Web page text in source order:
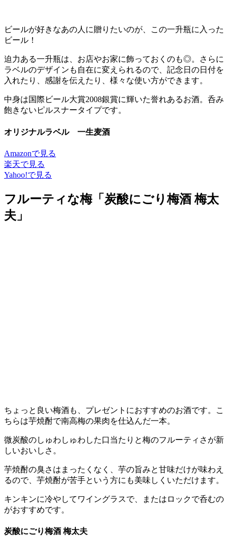
ビールが好きなあの人に贈りたいのが、この一升瓶に入った
ビール！
迫力ある一升瓶は、お店やお家に飾っておくのも◎。さらに
ラベルのデザインも自在に変えられるので、記念日の日付を
入れたり、感謝を伝えたり、様々な使い方ができます。
中身は国際ビール大賞2008銀賞に輝いた誉れあるお酒。呑み
飽きないピルスナータイプです。
オリジナルラベル 一生麦酒
Amazonで見る
楽天で見る
Yahoo!で見る
フルーティな梅「炭酸にごり梅酒 梅太
夫」
ちょっと良い梅酒も、プレゼントにおすすめのお酒です。こ
ちらは芋焼酎で南高梅の果肉を仕込んだ一本。
微炭酸のしゅわしゅわした口当たりと梅のフルーティさが新
しいおいしさ。
芋焼酎の臭さはまったくなく、芋の旨みと甘味だけが味わえ
るので、芋焼酎が苦手という方にも美味しくいただけます。
キンキンに冷やしてワイングラスで、またはロックで呑むの
がおすすめです。
炭酸にごり梅酒 梅太夫